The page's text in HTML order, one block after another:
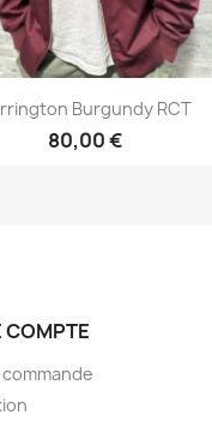
Aperçu rapide
Burgundy RCT
80,00 €
COMPTE